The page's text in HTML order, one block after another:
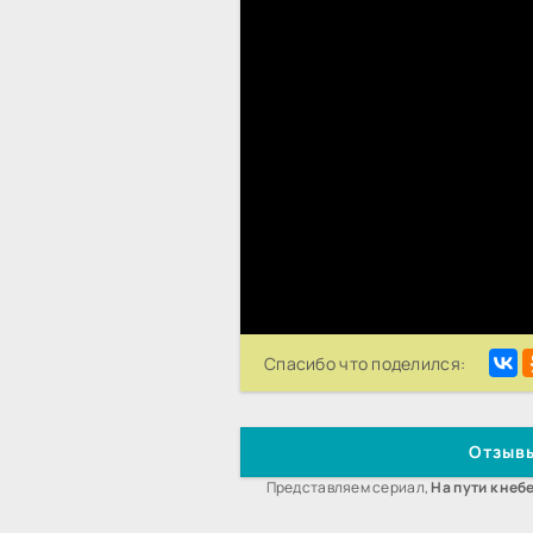
Спасибо что поделился:
Представляем сериал, На пути к